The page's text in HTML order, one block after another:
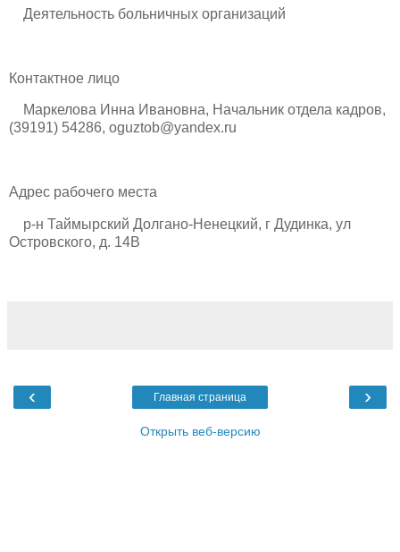
Деятельность больничных организаций
Контактное лицо
Маркелова Инна Ивановна, Начальник отдела кадров,
(39191) 54286, oguztob@yandex.ru
Адрес рабочего места
р-н Таймырский Долгано-Ненецкий, г Дудинка, ул
Островского, д. 14В
‹ ›
Главная страница
Открыть веб-версию